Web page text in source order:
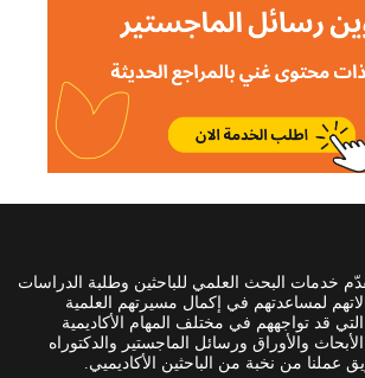
خدمات البحث العلمي للباحثين وطلبة الدراسات
لمساعدتهم في إكمال مسيرتهم العلمية
قد تواجههم في مختلف المهام الأكاديمية
والأوراق ورسائل الماجستير والدكتوراه
عملنا من نخبة من الباحثين الأكاديميي.